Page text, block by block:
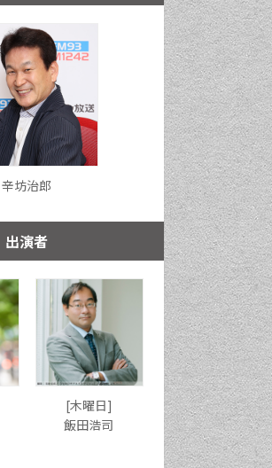
辛坊治郎
出演者
[木曜日]
飯田浩司